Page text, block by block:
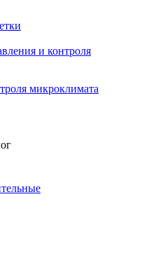
и контроля
микроклимата